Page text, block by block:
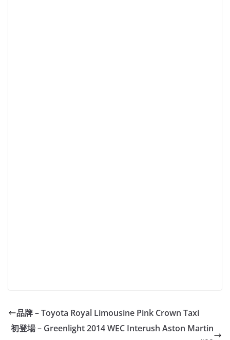
品牌 – Toyota Royal Limousine Pink Crown Taxi
初登場 – Greenlight 2014 WEC Interush Aston Martin